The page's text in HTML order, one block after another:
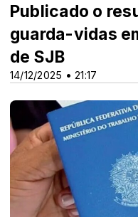
14/12/2025 • 21:17
Publicado o
guarda-vidas
de SJB